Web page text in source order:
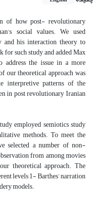
of how post- revolutionary
social values. We used
and his interaction theory to
such study, and added Max
address the issue in a more
our theoretical approach was
interpretive patterns of the
in post revolutionary Iranian
employed semiotics study
methods. To meet the
selected a number of non-
from among movies
theoretical approach. The
levels 1- Barthes’ narration
models.